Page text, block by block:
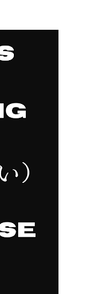
新的入札仕様書
给了我。 就在这
書时，就不需要
第一次提交之后
都需要再次出
追究，仍然让我
也成为我以后必
中困难 在出发之
会不会说错？
很多寒暄？ 真正